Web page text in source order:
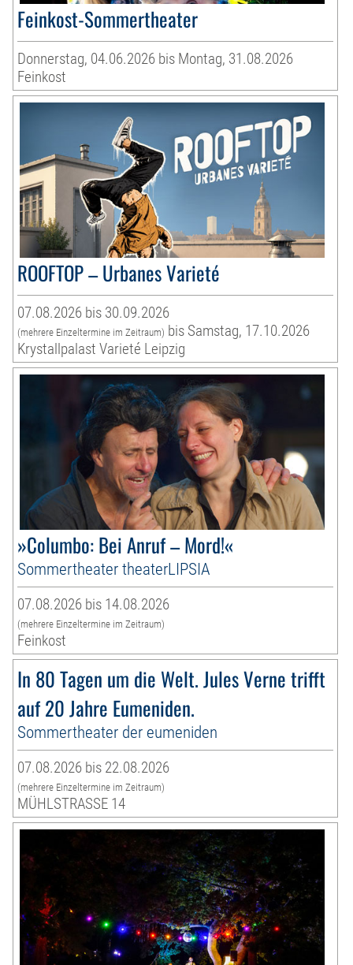
Feinkost-Sommertheater
Donnerstag, 04.06.2026 bis Montag, 31.08.2026
Feinkost
ROOFTOP – Urbanes Varieté
07.08.2026 bis 30.09.2026
(mehrere Einzeltermine im Zeitraum) bis Samstag, 17.10.2026
Krystallpalast Varieté Leipzig
»Columbo: Bei Anruf – Mord!«
Sommertheater theaterLIPSIA
07.08.2026 bis 14.08.2026
(mehrere Einzeltermine im Zeitraum)
Feinkost
In 80 Tagen um die Welt. Jules Verne trifft
auf 20 Jahre Eumeniden.
Sommertheater der eumeniden
07.08.2026 bis 22.08.2026
(mehrere Einzeltermine im Zeitraum)
MÜHLSTRASSE 14